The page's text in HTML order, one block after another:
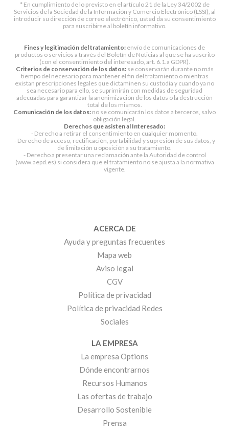
* En cumplimiento de lo previsto en el artículo 21 de la Ley 34/2002 de
Servicios de la Sociedad de la Información y Comercio Electrónico (LSSI), al
introducir su dirección de correo electrónico, usted da su consentimiento
para suscribirse al boletín informativo.
Fines y legitimación del tratamiento: envío de comunicaciones de
productos o servicios a través del Boletín de Noticias al que se ha suscrito
(con el consentimiento del interesado, art. 6.1.a GDPR).
Criterios de conservación de los datos:se conservarán durante no más
tiempo del necesario para mantener el fin del tratamiento o mientras
existan prescripciones legales que dictaminen su custodia y cuando ya no
sea necesario para ello, se suprimirán con medidas de seguridad
adecuadas para garantizar la anonimización de los datos o la destrucción
total de los mismos.
Comunicación de los datos: no se comunicarán los datos a terceros, salvo
obligación legal.
Derechos que asisten al Interesado:
- Derecho a retirar el consentimiento en cualquier momento.
- Derecho de acceso, rectificación, portabilidad y supresión de sus datos, y
de limitación u oposición a su tratamiento.
- Derecho a presentar una reclamación ante la Autoridad de control
(www.aepd.es) si considera que el tratamiento no se ajusta a la normativa
vigente.
ACERCA DE
Ayuda y preguntas frecuentes
Mapa web
Aviso legal
CGV
Política de privacidad
Política de privacidad Redes
Sociales
LA EMPRESA
La empresa Options
Dónde encontrarnos
Recursos Humanos
Las ofertas de trabajo
Desarrollo Sostenible
Prensa